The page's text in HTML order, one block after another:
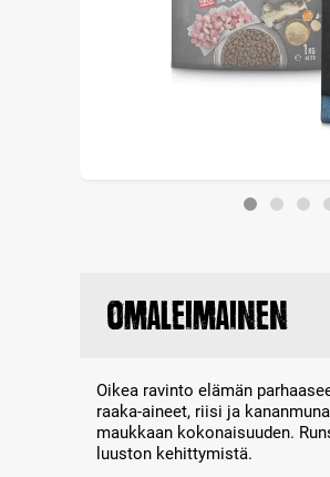
Omaleimainen
Oikea ravinto elämän
raaka-aineet, riisi ja
maukkaan kokonaisuuden.
luuston kehittymistä.